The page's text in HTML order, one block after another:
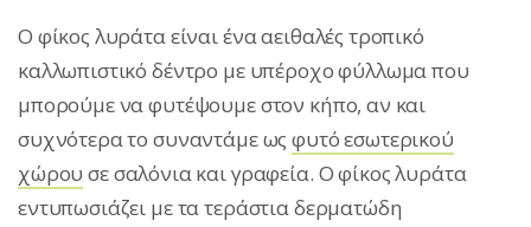
Ο φίκος λυράτα είναι ένα αειθαλές τροπικό
καλλωπιστικό δέντρο με υπέροχο φύλλωμα που
μπορούμε να φυτέψουμε στον κήπο, αν και
συχνότερα το συναντάμε ωςφυτό εσωτερικού
χώρου σε σαλόνια και γραφεία. Ο φίκος λυράτα
εντυπωσιάζει με τα τεράστια δερματώδη